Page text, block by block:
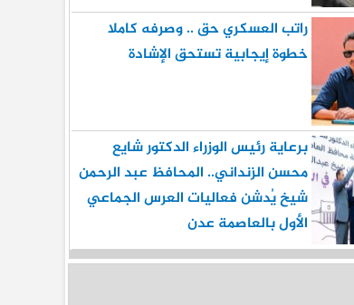
راتب العسكري حق .. وصرفه كاملا
خطوة إيجابية تستحق الإشادة
برعاية رئيس الوزراء الدكتور شايع
محسن الزنداني.. المحافظ عبد الرحمن
شيخ يُدشن فعاليات العرس الجماعي
الأول بالعاصمة عدن